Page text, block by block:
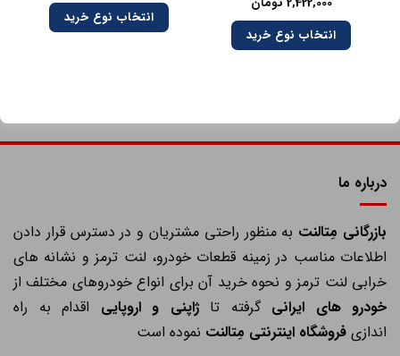
انتخاب نوع خرید
انتخاب نوع خرید
درباره ما
بازرگانی مِتالنتبه منظور راحتی مشتریان و در دسترس قرار دادن
اطلاعات مناسب در زمینه قطعات خودرو، لنت ترمز و نشانه های
خرابی لنت ترمز و نحوه خرید آن برای انواع خودروهای مختلف از
خودرو های ایرانیگرفته تاژاپنی و اروپاییاقدام به راه
اندازیفروشگاه اینترنتی مِتالنتنموده است